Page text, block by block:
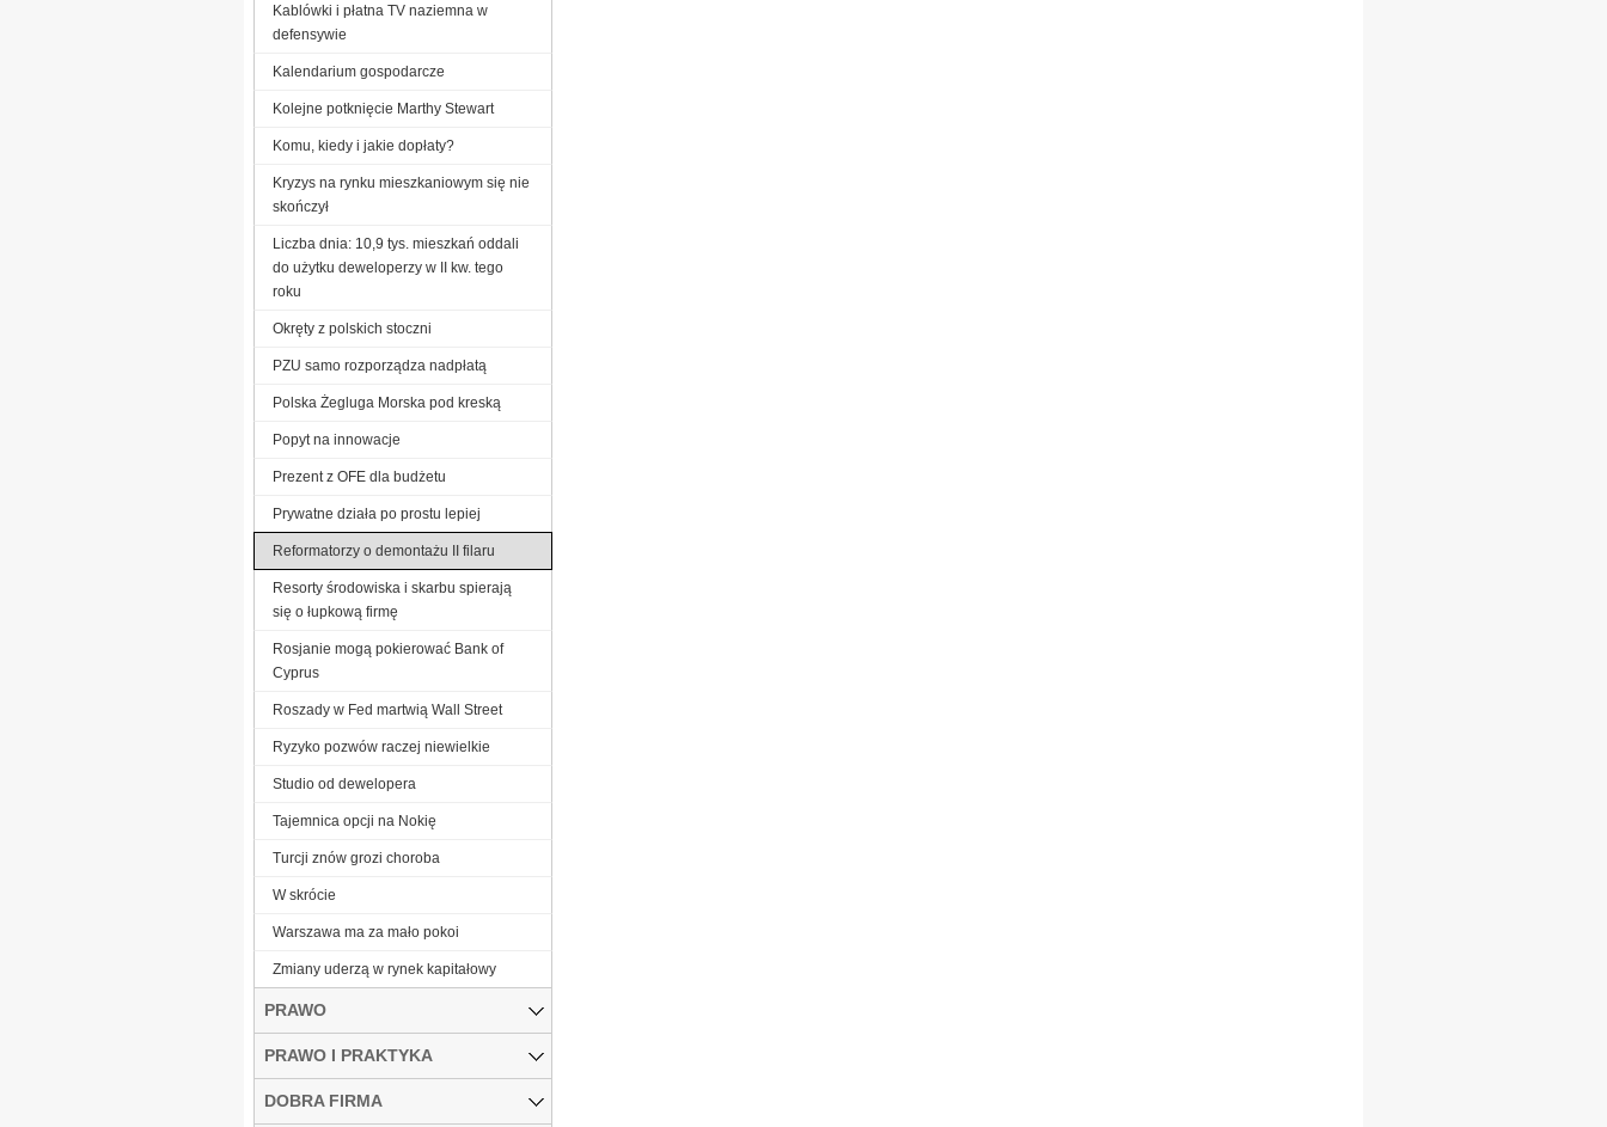
Kablówki i płatna TV naziemna w
defensywie
Kalendarium gospodarcze
Kolejne potknięcie Marthy Stewart
Komu, kiedy i jakie dopłaty?
Kryzys na rynku mieszkaniowym się nie
skończył
Liczba dnia: 10,9 tys. mieszkań oddali
do użytku deweloperzy w II kw. tego
roku
Okręty z polskich stoczni
PZU samo rozporządza nadpłatą
Polska Żegluga Morska pod kreską
Popyt na innowacje
Prezent z OFE dla budżetu
Prywatne działa po prostu lepiej
Reformatorzy o demontażu II filaru
Resorty środowiska i skarbu spierają
się o łupkową firmę
Rosjanie mogą pokierować Bank of
Cyprus
Roszady w Fed martwią Wall Street
Ryzyko pozwów raczej niewielkie
Studio od dewelopera
Tajemnica opcji na Nokię
Turcji znów grozi choroba
W skrócie
Warszawa ma za mało pokoi
Zmiany uderzą w rynek kapitałowy
PRAWO
PRAWO I PRAKTYKA
DOBRA FIRMA